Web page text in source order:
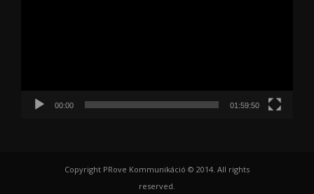
00:00 01:59:50
Copyright PRove Kommunikáció © 2014. All rights
reserved.